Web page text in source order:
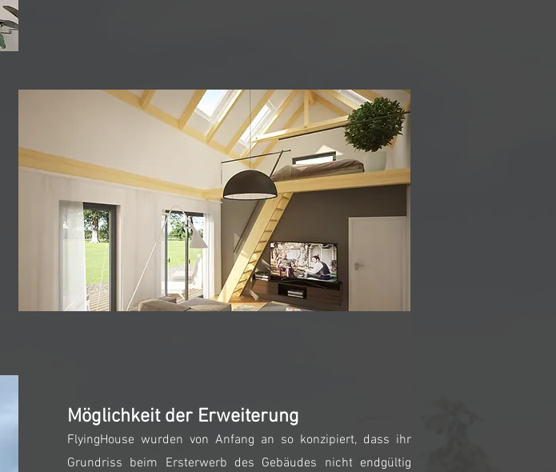
Möglichkeit der Erweiterung
FlyingHouse wurden von Anfang an so konzipiert, dass ihr
Grundriss beim Ersterwerb des Gebäudes nicht endgültig